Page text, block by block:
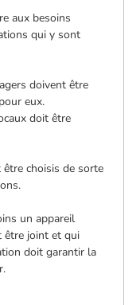
aux besoins
qui y sont
doivent être
eux.
doit être
choisis de sorte
un appareil
être joint et qui
doit garantir la